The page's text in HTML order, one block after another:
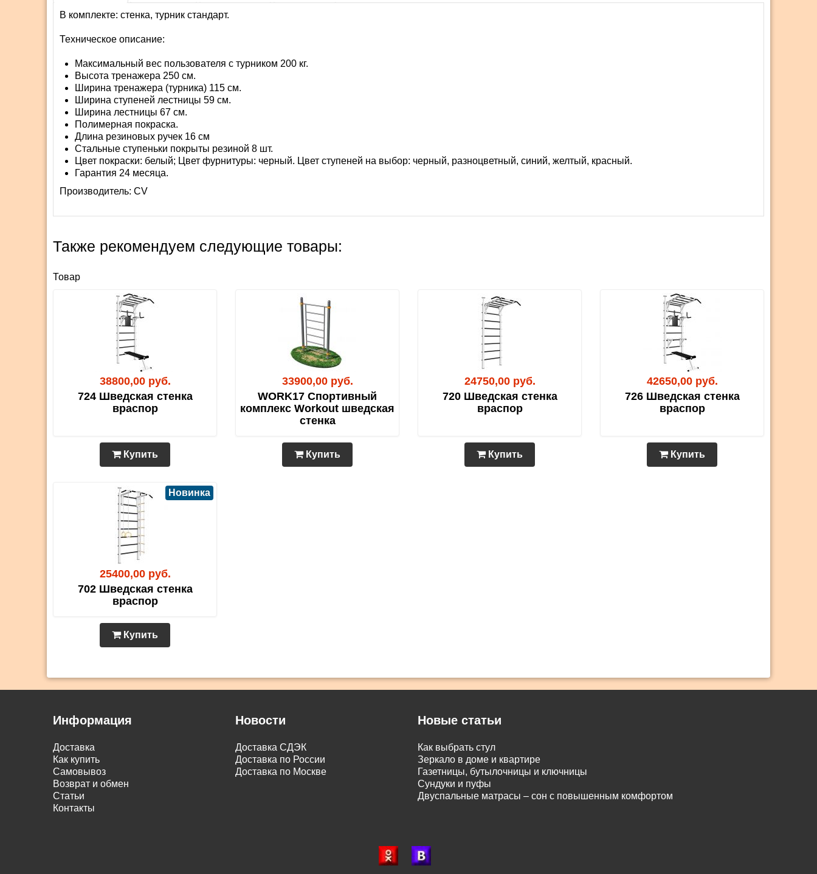
В комплекте: стенка, турник стандарт.
Техническое описание:
Максимальный вес пользователя с турником 200 кг.
Высота тренажера 250 см.
Ширина тренажера (турника) 115 см.
Ширина ступеней лестницы 59 см.
Ширина лестницы 67 см.
Полимерная покраска.
Длина резиновых ручек 16 см
Стальные ступеньки покрыты резиной 8 шт.
Цвет покраски: белый; Цвет фурнитуры: черный. Цвет ступеней на выбор: черный, разноцветный, синий, желтый, красный.
Гарантия 24 месяца.
Производитель: СV
Также рекомендуем следующие товары:
Товар
38800,00 руб.
724 Шведская стенка
враспор
Купить
33900,00 руб.
WORK17 Спортивный
комплекс Workout шведская
стенка
Купить
24750,00 руб.
720 Шведская стенка
враспор
Купить
42650,00 руб.
726 Шведская стенка
враспор
Купить
25400,00 руб.
Новинка
702 Шведская стенка
враспор
Купить
Информация
Доставка
Как купить
Самовывоз
Возврат и обмен
Статьи
Контакты
Новости
Доставка СДЭК
Доставка по России
Доставка по Москве
Новые статьи
Как выбрать стул
Зеркало в доме и квартире
Газетницы, бутылочницы и ключницы
Сундуки и пуфы
Двуспальные матрасы – сон с повышенным комфортом